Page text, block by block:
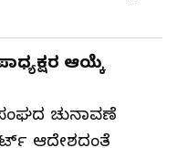
ಆಯ್ಕೆ
ಚುನಾವಣೆ
ಆದೇಶದಂತೆ